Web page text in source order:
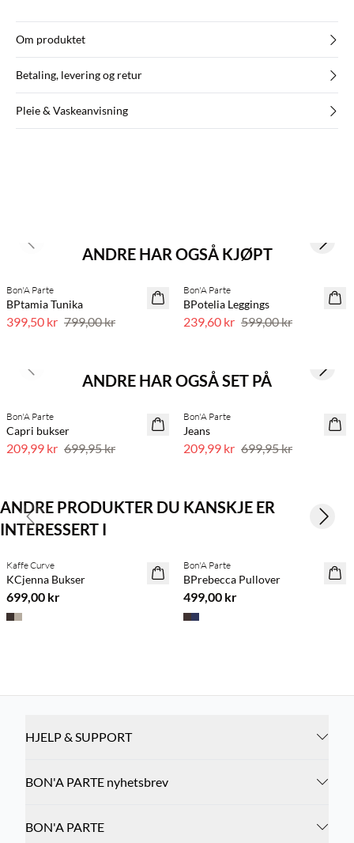
Om produktet
Betaling, levering og retur
Pleie & Vaskeanvisning
ANDRE HAR OGSÅ KJØPT
SAVE20
Bon'A Parte
BPtamia Tunika
399,50 kr 799,00 kr
60 % rabatt
Bon'A Parte
BPotelia Leggings
239,60 kr 599,00 kr
Previous slide Next
ANDRE HAR OGSÅ SET PÅ
70 % rabatt
Få igjen
Bon'A Parte
Capri bukser
209,99 kr 699,95 kr
70 % rabatt
Bon'A Parte
Jeans
209,99 kr 699,95 kr
Previous slide Next
ANDRE PRODUKTER DU KANSKJE ER
INTERESSERT I
NYHET
Kjøp min. 2 & spar 20 %
Kaffe Curve
KCjenna Bukser
699,00 kr
NYHET
Bon'A Parte
BPrebecca Pullover
499,00 kr
Previous slide Next
HJELP & SUPPORT
BON'A PARTE nyhetsbrev
BON'A PARTE